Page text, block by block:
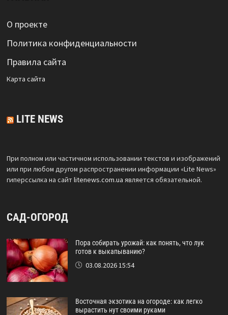
О проекте
Политика конфиденциальности
Правила сайта
Карта сайта
LITE NEWS
При полном или частичном использовании текстов и изображений
или при любом другом распространении информации «Lite News»
гиперссылка на сайтlitenews.com.ua является обязательной.
САД-ОГОРОД
Пора собирать урожай: как понять, что лук
готов к выкапыванию?
03.08.2026 15:54
Восточная экзотика на огороде: как легко
вырастить нут своими руками